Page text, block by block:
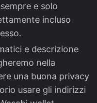
e solo
incluso
e descrizione
nella
una buona privacy
usare gli indirizzi